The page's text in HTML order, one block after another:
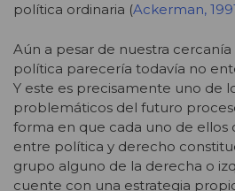
política ordinaria (Ackerman,
Aún a pesar de nuestra
política parecería todavía no
Y este es precisamente uno de
problemáticos del futuro
forma en que cada uno de ellos
entre política y derecho
grupo alguno de la derecha o
cuente con una estrategia